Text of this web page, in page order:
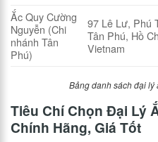
Ắc Quy Cường
Nguyễn (Chi
nhánh Tân
Phú)
97 Lê Lư, Phú
Tân Phú, Hồ
Vietnam
Bảng danh sách đại lý
Tiêu Chí Chọn Đại Lý
Chính Hãng, Giá Tốt